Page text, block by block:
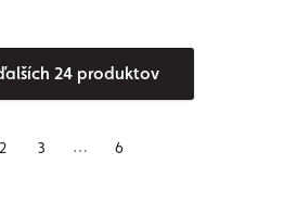
24 produktov
2 3 ⋯ 6